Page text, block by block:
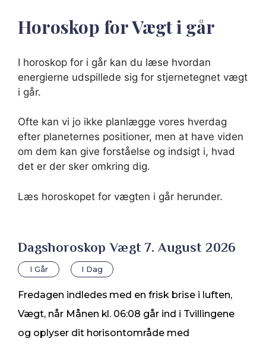
Horoskop for Vægt i går
I horoskop for i går kan du læse hvordan
energierne udspillede sig for stjernetegnet vægt
i går.
Ofte kan vi jo ikke planlægge vores hverdag
efter planeternes positioner, men at have viden
om dem kan give forståelse og indsigt i, hvad
det er der sker omkring dig.
Læs horoskopet for vægten i går herunder.
Dagshoroskop Vægt 7. August 2026
I Går I Dag
Fredagen indledes med en frisk brise i luften,
Vægt, når Månen kl. 06:08 går ind i Tvillingene
og oplyser dit horisontområde med